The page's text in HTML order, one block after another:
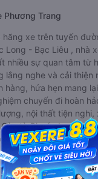
Phương Trang
hãng xe trên tuyến
Long - Bạc Liêu , nhà
nhiều sự quan tâm từ
lắng nghe và cải
hàng, hứa hẹn mang
chuyến đi hoàn
nội thất tiện nghi,
từ Phước Long -
bởi dịch vụ đón/trả
kiệm được tối đa
Phương Trang